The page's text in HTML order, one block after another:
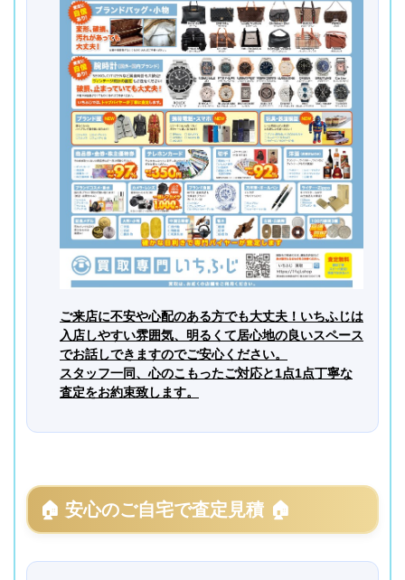
ご来店に不安や心配のある方でも大丈夫！いちふじは
入店しやすい雰囲気、明るくて居心地の良いスペース
でお話しできますのでご安心ください。
スタッフ一同、心のこもったご対応と1点1点丁寧な
査定をお約束致します。
🏠 安心のご自宅で査定見積 🏠